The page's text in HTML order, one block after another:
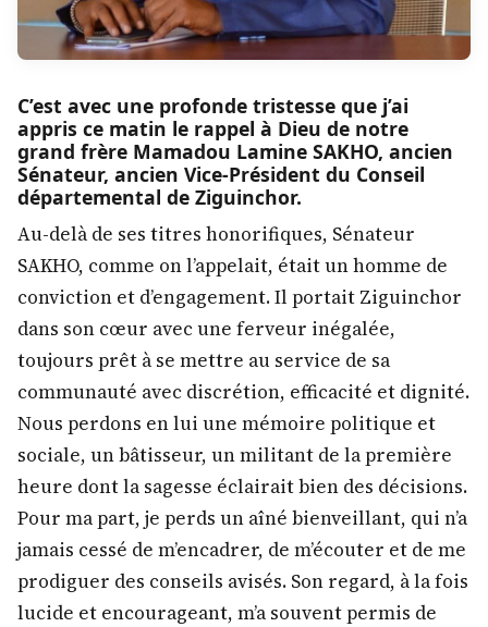
C’est avec une profonde tristesse que j’ai
appris ce matin le rappel à Dieu de notre
grand frère Mamadou Lamine SAKHO, ancien
Sénateur, ancien Vice-Président du Conseil
départemental de Ziguinchor.
Au-delà de ses titres honorifiques, Sénateur
SAKHO, comme on l’appelait, était un homme de
conviction et d’engagement. Il portait Ziguinchor
dans son cœur avec une ferveur inégalée,
toujours prêt à se mettre au service de sa
communauté avec discrétion, efficacité et dignité.
Nous perdons en lui une mémoire politique et
sociale, un bâtisseur, un militant de la première
heure dont la sagesse éclairait bien des décisions.
Pour ma part, je perds un aîné bienveillant, qui n’a
jamais cessé de m’encadrer, de m’écouter et de me
prodiguer des conseils avisés. Son regard, à la fois
lucide et encourageant, m’a souvent permis de